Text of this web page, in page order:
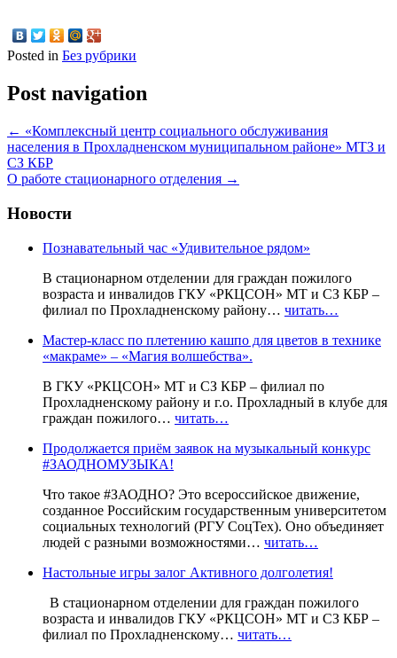
Posted in Без рубрики
Post navigation
← «Комплексный центр социального обслуживания
населения в Прохладненском муниципальном районе» МТЗ и
СЗ КБР
О работе стационарного отделения →
Новости
Познавательный час «Удивительное рядом»
В стационарном отделении для граждан пожилого
возраста и инвалидов ГКУ «РКЦСОН» МТ и СЗ КБР –
филиал по Прохладненскому району… читать…
Мастер-класс по плетению кашпо для цветов в технике
«макраме» – «Магия волшебства».
В ГКУ «РКЦСОН» МТ и СЗ КБР – филиал по
Прохладненскому району и г.о. Прохладный в клубе для
граждан пожилого… читать…
Продолжается приём заявок на музыкальный конкурс
#ЗАОДНОМУЗЫКА!
Что такое #ЗАОДНО? Это всероссийское движение,
созданное Российским государственным университетом
социальных технологий (РГУ СоцТех). Оно объединяет
людей с разными возможностями… читать…
Настольные игры залог Активного долголетия!
В стационарном отделении для граждан пожилого
возраста и инвалидов ГКУ «РКЦСОН» МТ и СЗ КБР –
филиал по Прохладненскому… читать…